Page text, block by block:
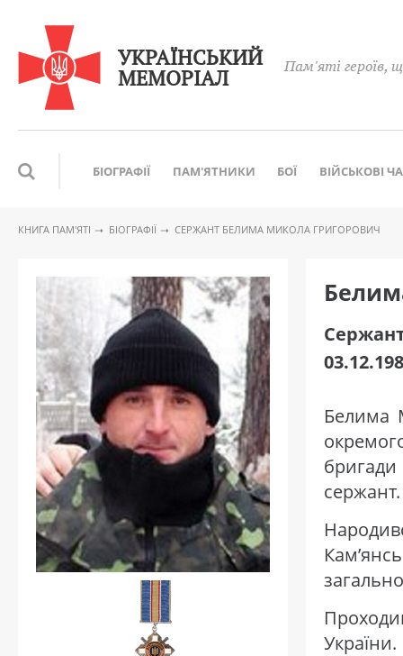
УКРАЇНСЬКИЙ
МЕМОРІАЛ Пам'яті героїв,
БІОГРАФІЇ ПАМ'ЯТНИКИ БОЇ ВІЙСЬКОВІ
КНИГА ПАМ′ЯТІ БІОГРАФІЇ СЕРЖАНТ БЕЛИМА МИКОЛА ГРИГОРОВИЧ
Белима
сержант.
України.